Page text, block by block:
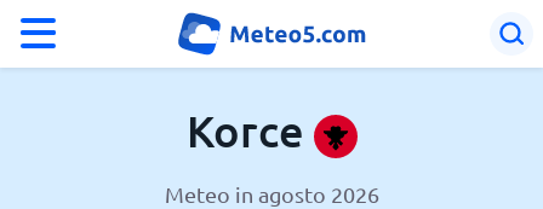
Korce
Meteo in agosto 2026